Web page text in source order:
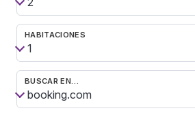
HABITACIONES
BUSCAR EN…